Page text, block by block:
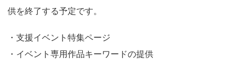
供を終了する予定です。
・支援イベント特集ページ
・イベント専用作品キーワードの提供